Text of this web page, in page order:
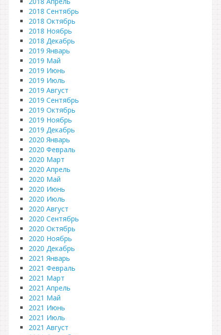
2018 Сентябрь
2018 Октябрь
2018 Ноябрь
2018 Декабрь
2019 Январь
2019 Май
2019 Июнь
2019 Июль
2019 Август
2019 Сентябрь
2019 Октябрь
2019 Ноябрь
2019 Декабрь
2020 Январь
2020 Февраль
2020 Март
2020 Апрель
2020 Май
2020 Июнь
2020 Июль
2020 Август
2020 Сентябрь
2020 Октябрь
2020 Ноябрь
2020 Декабрь
2021 Январь
2021 Февраль
2021 Март
2021 Апрель
2021 Май
2021 Июнь
2021 Июль
2021 Август